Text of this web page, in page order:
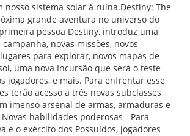
nosso sistema solar à ruína.Destiny: The
grande aventura no universo do
pessoa Destiny, introduz uma
novas missões, novos
para explorar, novos mapas de
uma nova Incursão que será o teste
jogadores, e mais. Para enfrentar esse
terão acesso a três novas subclasses
imenso arsenal de armas, armaduras e
habilidades poderosas - Para
e o exército dos Possuídos, jogadores